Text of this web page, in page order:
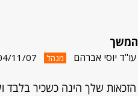
המשך
עו"ד יוסי אברהם מנהל 11/07
הזכאות שלך הינה כשכיר בלבד